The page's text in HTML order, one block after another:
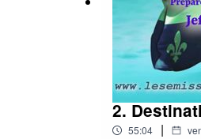
2.
55:04 |